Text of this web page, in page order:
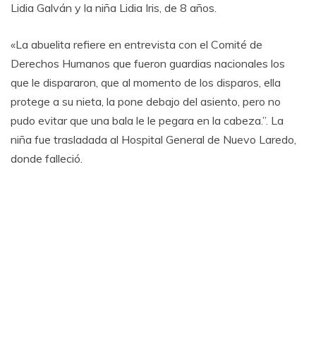
Lidia Galván y la niña Lidia Iris, de 8 años.
«La abuelita refiere en entrevista con el Comité de
Derechos Humanos que fueron guardias nacionales los
que le dispararon, que al momento de los disparos, ella
protege a su nieta, la pone debajo del asiento, pero no
pudo evitar que una bala le le pegara en la cabeza.”. La
niña fue trasladada al Hospital General de Nuevo Laredo,
donde falleció.